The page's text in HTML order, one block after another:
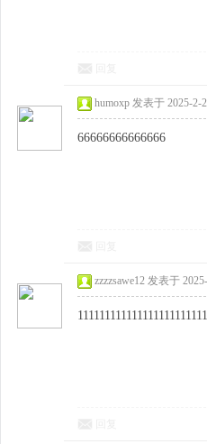
humoxp 发表于 2025-2-
66666666666666
zzzzsawe12 发表于